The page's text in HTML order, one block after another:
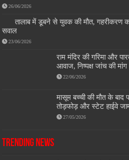
26/06/2026
तालाब में डूबने से युवक की मौत, गहरीकरण
सवाल
23/06/2026
राम मंदिर की गरिमा और
आवाज, निष्पक्ष जांच की मांग
22/06/2026
मासूम बच्ची की मौत के
तोड़फोड़ और स्टेट हाईवे
27/05/2026
Trending News